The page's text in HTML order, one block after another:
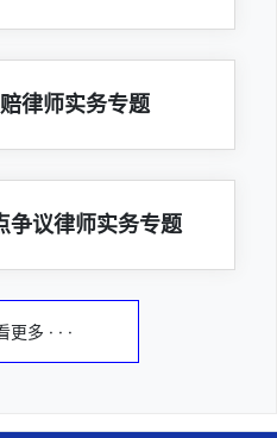
律师实务专题
争议律师实务专题
更多 · · ·